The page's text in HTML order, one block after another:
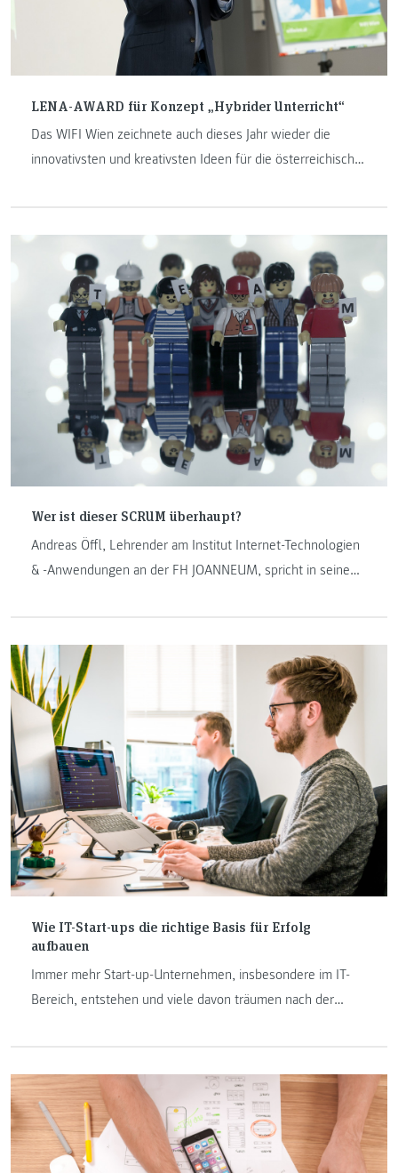
LENA-AWARD für Konzept „Hybrider Unterricht“
Das WIFI Wien zeichnete auch dieses Jahr wieder die
innovativsten und kreativsten Ideen für die österreichische
sind wir, dass den LENA-AWARD Mag. Sayd Ali, MA,
gewonnen hat, welcher nebenberuflicher Lehrender am
Institut Internet-Technologien & -Anwendungen ist.
Wer ist dieser SCRUM überhaupt?
Andreas Öffl, Lehrender am Institut Internet-Technologien
& -Anwendungen an der FH JOANNEUM, spricht in seinem
Wie IT-Start-ups die richtige Basis für Erfolg
aufbauen
Immer mehr Start-up-Unternehmen, insbesondere im IT-
Bereich, entstehen und viele davon träumen nach der
Prettenhofer, Lehrender am Institut Internet-Technologien
& -Anwendungen gibt einen Einblick in seine Vorlesung im
Bereich Marketing.